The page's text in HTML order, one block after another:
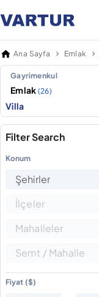
Ana Sayfa Emlak
Gayrimenkul
Emlak (26)
Villa
Filter Search
Konum
Şehirler
İlçeler
Mahalleler
Semt / Mahalle
Fiyat ($)